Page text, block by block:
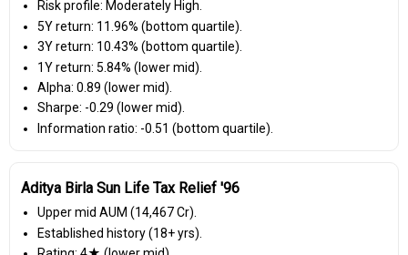
Risk profile: Moderately High.
5Y return: 11.96% (bottom quartile).
3Y return: 10.43% (bottom quartile).
1Y return: 5.84% (lower mid).
Alpha: 0.89 (lower mid).
Sharpe: -0.29 (lower mid).
Information ratio: -0.51 (bottom quartile).
Aditya Birla Sun Life Tax Relief '96
Upper mid AUM (₹14,467 Cr).
Established history (18+ yrs).